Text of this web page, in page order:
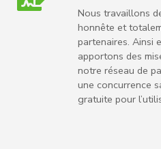
Nous travaillons
honnête et
partenaires. Ainsi
apportons des
notre réseau de
une concurrence
gratuite pour